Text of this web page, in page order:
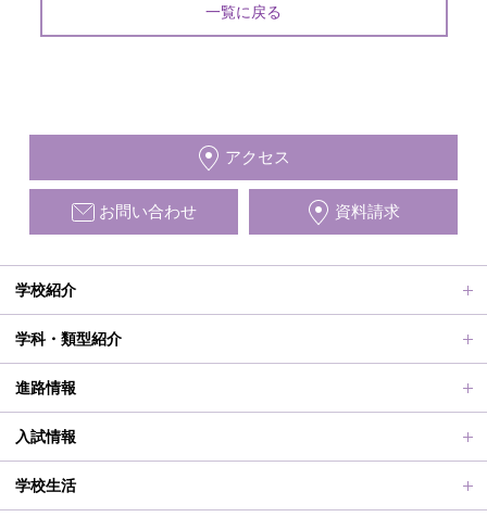
一覧に戻る
アクセス
お問い合わせ 資料請求
学校紹介
ごあいさつ、沿革
動画で見る学校案内、SUMIRE100-Fes
施設紹介
アクセス
学科・類型紹介
普通科Ⅱ類
普通科Ⅰ類
滋賀短での学び
進路情報
進路サポート
合格者メッセージ
入試情報
オープンスクール
学校生活